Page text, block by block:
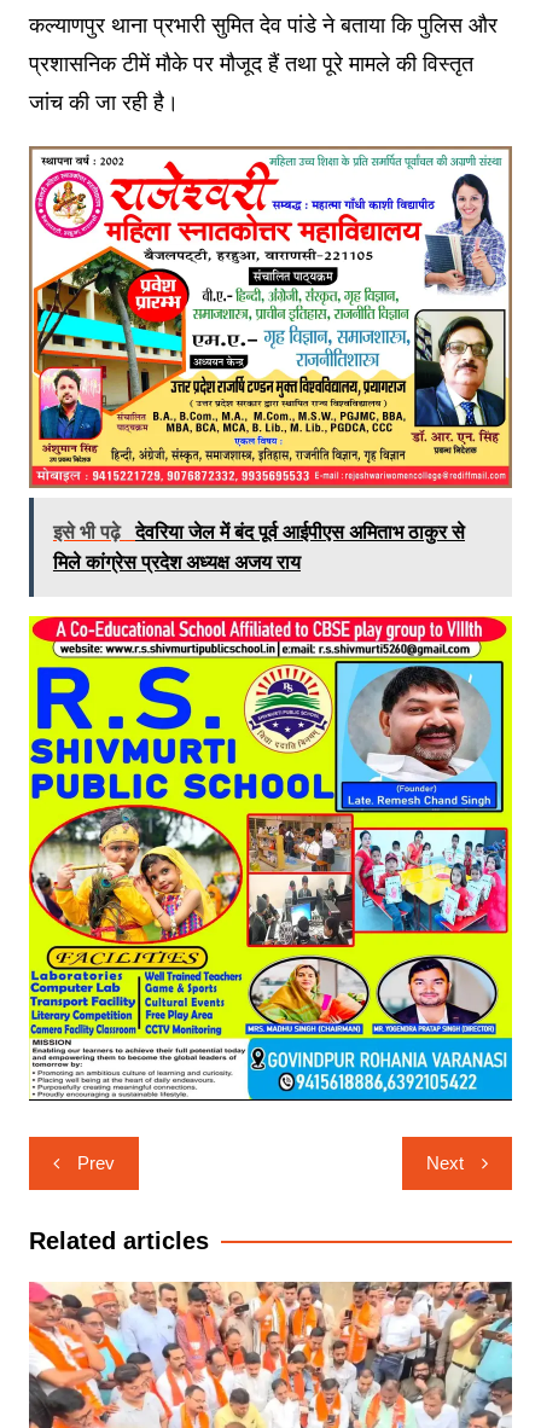
कल्याणपुर थाना प्रभारी सुमित देव पांडे ने बताया कि पुलिस और
प्रशासनिक टीमें मौके पर मौजूद हैं तथा पूरे मामले की विस्तृत
जांच की जा रही है।
इसे भी पढ़े देवरिया जेल में बंद पूर्व आईपीएस अमिताभ ठाकुर से
मिले कांग्रेस प्रदेश अध्यक्ष अजय राय
Post
navigation
Prev Next
Related articles